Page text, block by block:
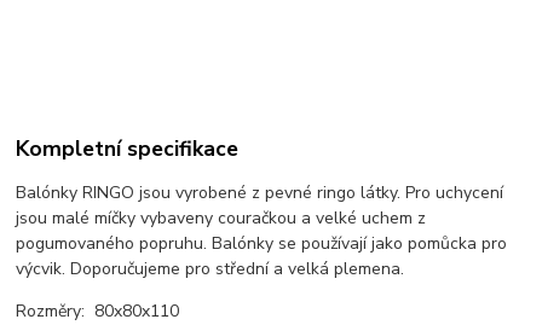
Kompletní specifikace
Balónky RINGO jsou vyrobené z pevné ringo látky. Pro uchycení
jsou malé míčky vybaveny couračkou a velké uchem z
pogumovaného popruhu. Balónky se používají jako pomůcka pro
výcvik. Doporučujeme pro střední a velká plemena.
Rozměry: 80x80x110